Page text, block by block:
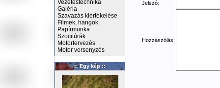
Vezetéstechnika
Galéria
Szavazás kiértékelése
Filmek, hangok
Papírmunka
Szocitúrák
Motortervezés
Motor versenyzés
:: Egy kép ::
Jelszó:
Hozzászólás: